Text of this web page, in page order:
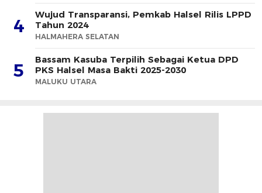
4
Wujud Transparansi, Pemkab Halsel Rilis LPPD
Tahun 2024
HALMAHERA SELATAN
5
Bassam Kasuba Terpilih Sebagai Ketua DPD
PKS Halsel Masa Bakti 2025-2030
MALUKU UTARA